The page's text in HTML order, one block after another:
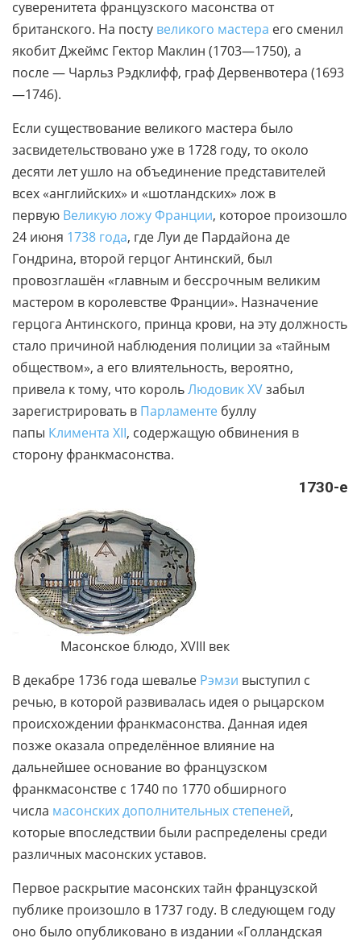
суверенитета французского масонства от
британского. На посту великого мастера его сменил
якобит Джеймс Гектор Маклин (1703—1750), а
после — Чарльз Рэдклифф, граф Дервенвотера (1693
—1746).
Если существование великого мастера было
засвидетельствовано уже в 1728 году, то около
десяти лет ушло на объединение представителей
всех «английских» и «шотландских» лож в
первую Великую ложу Франции, которое произошло
24 июня 1738 года, где Луи де Пардайона де
Гондрина, второй герцог Антинский, был
провозглашён «главным и бессрочным великим
мастером в королевстве Франции». Назначение
герцога Антинского, принца крови, на эту должность
стало причиной наблюдения полиции за «тайным
обществом», а его влиятельность, вероятно,
привела к тому, что корольЛюдовик XVзабыл
зарегистрировать в Парламенте буллу
папы Климента XII, содержащую обвинения в
сторону франкмасонства.
1730-е
Масонское блюдо, XVIII век
В декабре 1736 года шевалье Рэмзи выступил с
речью, в которой развивалась идея о рыцарском
происхождении франкмасонства. Данная идея
позже оказала определённое влияние на
дальнейшее основание во французском
франкмасонстве с 1740 по 1770 обширного
числа масонских дополнительных степеней,
которые впоследствии были распределены среди
различных масонских уставов.
Первое раскрытие масонских тайн французской
публике произошло в 1737 году. В следующем году
оно было опубликовано в издании «Голландская